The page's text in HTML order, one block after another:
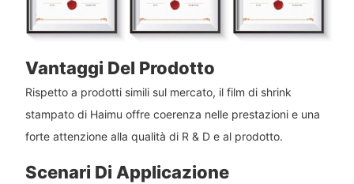
Vantaggi Del Prodotto
Rispetto a prodotti simili sul mercato, il film di shrink
stampato di Haimu offre coerenza nelle prestazioni e una
forte attenzione alla qualità di R & D e al prodotto.
Scenari Di Applicazione